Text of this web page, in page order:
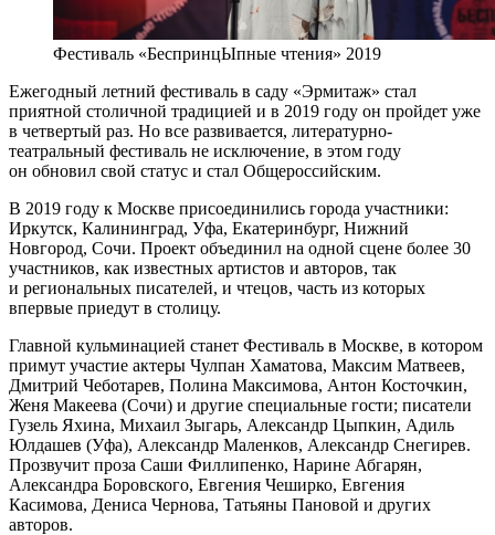
Фестиваль «БеспринцЫпные чтения» 2019
Ежегодный летний фестиваль в саду «Эрмитаж» стал
приятной столичной традицией и в 2019 году он пройдет уже
в четвертый раз. Но все развивается, литературно-
театральный фестиваль не исключение, в этом году
он обновил свой статус и стал Общероссийским.
В 2019 году к Москве присоединились города участники:
Иркутск, Калининград, Уфа, Екатеринбург, Нижний
Новгород, Сочи. Проект объединил на одной сцене более 30
участников, как известных артистов и авторов, так
и региональных писателей, и чтецов, часть из которых
впервые приедут в столицу.
Главной кульминацией станет Фестиваль в Москве, в котором
примут участие актеры Чулпан Хаматова, Максим Матвеев,
Дмитрий Чеботарев, Полина Максимова, Антон Косточкин,
Женя Макеева (Сочи) и другие специальные гости; писатели
Гузель Яхина, Михаил Зыгарь, Александр Цыпкин, Адиль
Юлдашев (Уфа), Александр Маленков, Александр Снегирев.
Прозвучит проза Саши Филлипенко, Нарине Абгарян,
Александра Боровского, Евгения Чеширко, Евгения
Касимова, Дениса Чернова, Татьяны Пановой и других
авторов.